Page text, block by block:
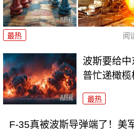
最热 阅
波斯要给
普忙递橄榄
最热
F-35真被波斯导弹端了！美